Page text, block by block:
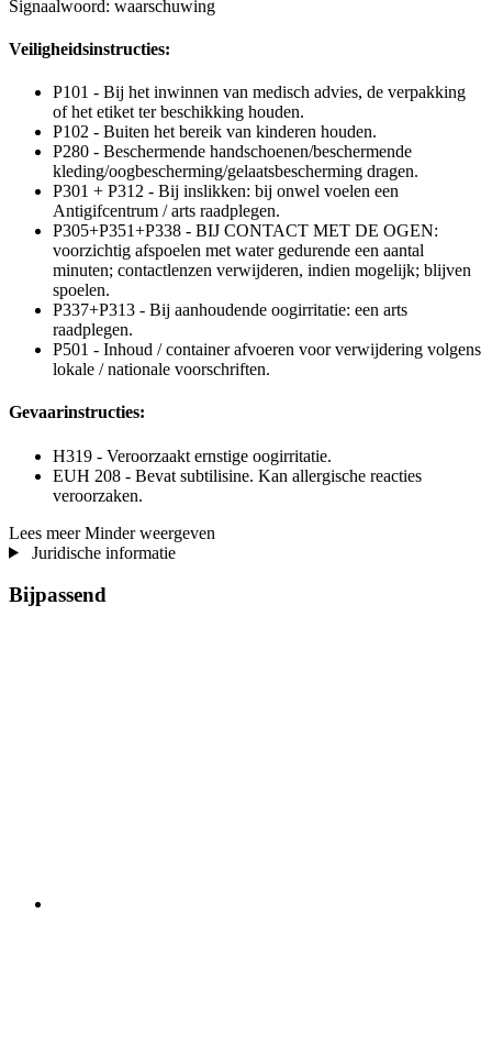
Signaalwoord: waarschuwing
Veiligheidsinstructies:
P101 - Bij het inwinnen van medisch advies, de verpakking
of het etiket ter beschikking houden.
P102 - Buiten het bereik van kinderen houden.
P280 - Beschermende handschoenen/beschermende
kleding/oogbescherming/gelaatsbescherming dragen.
P301 + P312 - Bij inslikken: bij onwel voelen een
Antigifcentrum / arts raadplegen.
P305+P351+P338 - BIJ CONTACT MET DE OGEN:
voorzichtig afspoelen met water gedurende een aantal
minuten; contactlenzen verwijderen, indien mogelijk; blijven
spoelen.
P337+P313 - Bij aanhoudende oogirritatie: een arts
raadplegen.
P501 - Inhoud / container afvoeren voor verwijdering volgens
lokale / nationale voorschriften.
Gevaarinstructies:
H319 - Veroorzaakt ernstige oogirritatie.
EUH 208 - Bevat subtilisine. Kan allergische reacties
veroorzaken.
Lees meer Minder weergeven
Juridische informatie
Bijpassend